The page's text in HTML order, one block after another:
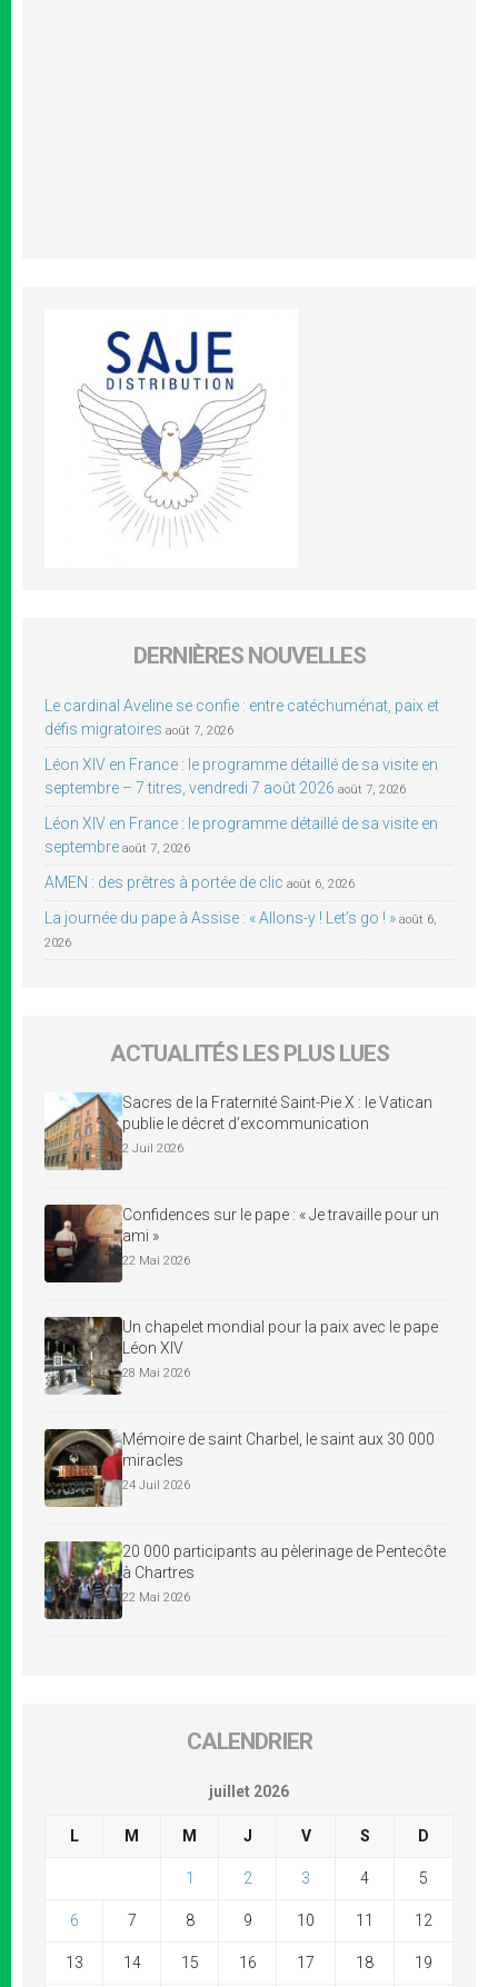
DERNIÈRES NOUVELLES
Le cardinal Aveline se confie : entre catéchuménat, paix et
défis migratoires août 7, 2026
Léon XIV en France : le programme détaillé de sa visite en
septembre – 7 titres, vendredi 7 août 2026 août 7, 2026
Léon XIV en France : le programme détaillé de sa visite en
septembre août 7, 2026
AMEN : des prêtres à portée de clic août 6, 2026
La journée du pape à Assise : « Allons-y ! Let’s go ! » août 6,
2026
ACTUALITÉS LES PLUS LUES
Sacres de la Fraternité Saint-Pie X : le Vatican
publie le décret d’excommunication
2 Juil 2026
Confidences sur le pape : « Je travaille pour un
ami »
22 Mai 2026
Un chapelet mondial pour la paix avec le pape
Léon XIV
28 Mai 2026
Mémoire de saint Charbel, le saint aux 30 000
miracles
24 Juil 2026
20 000 participants au pèlerinage de Pentecôte
à Chartres
22 Mai 2026
CALENDRIER
juillet 2026
L M M J V S D
1 2 3 4 5
6 7 8 9 10 11 12
13 14 15 16 17 18 19